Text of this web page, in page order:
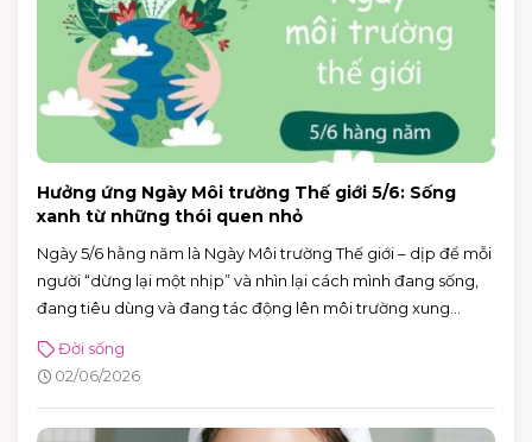
Hưởng ứng Ngày Môi trường Thế giới 5/6: Sống
xanh từ những thói quen nhỏ
Ngày 5/6 hằng năm là Ngày Môi trường Thế giới – dịp để mỗi
người “dừng lại một nhịp” và nhìn lại cách mình đang sống,
đang tiêu dùng và đang tác động lên môi trường xung
đến hành động vì khí hậu, với sự kiện toàn cầu được tổ chức
tại Azerbaijan.
Đời sống
02/06/2026